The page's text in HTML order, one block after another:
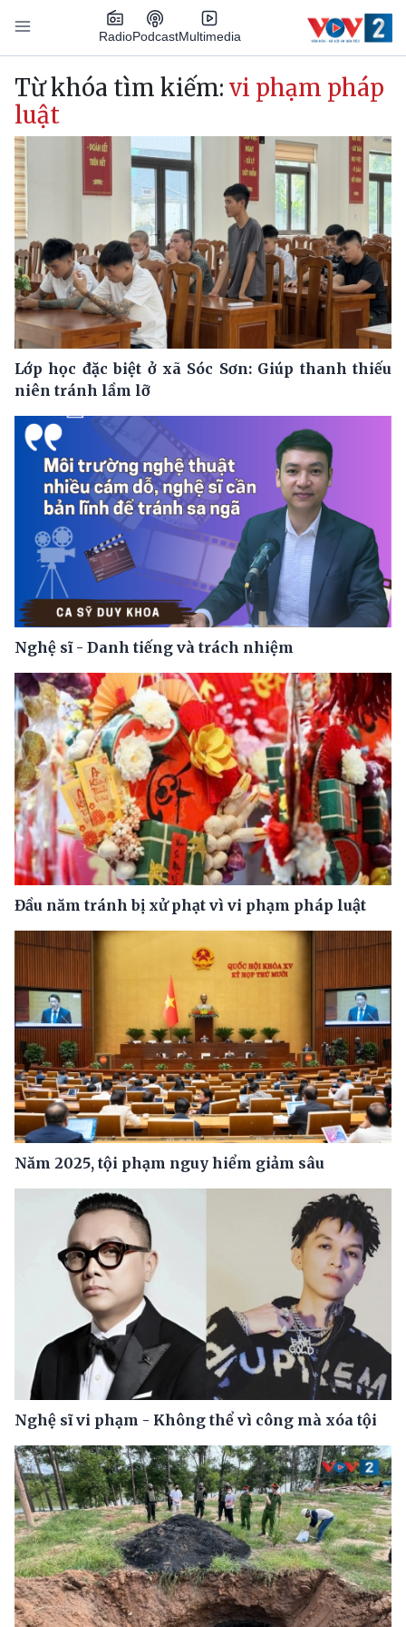
Nhảy đến nội dung
RadioPodcastMultimedia
Main navigation
Từ khóa tìm kiếm: vi phạm pháp
luật
Lớp học đặc biệt ở xã Sóc Sơn: Giúp thanh thiếu
niên tránh lầm lỡ
Nghệ sĩ - Danh tiếng và trách nhiệm
Đầu năm tránh bị xử phạt vì vi phạm pháp luật
Năm 2025, tội phạm nguy hiểm giảm sâu
Nghệ sĩ vi phạm - Không thể vì công mà xóa tội